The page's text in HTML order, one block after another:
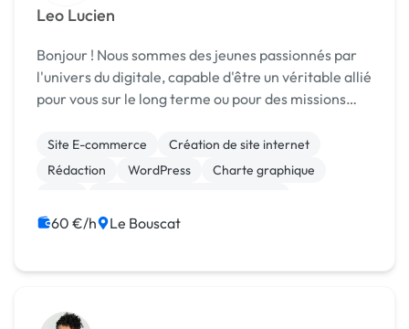
Leo Lucien
Bonjour ! Nous sommes des jeunes passionnés par
l'univers du digitale, capable d'être un véritable allié
pour vous sur le long terme ou pour des missions
entendre vos idées et crée un univers...
Site E-commerce
Création de site internet
Rédaction
WordPress
Charte graphique
Community management
60 €/h Le Bouscat